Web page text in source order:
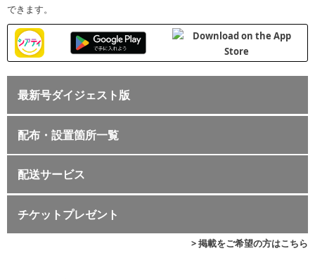
できます。
最新号ダイジェスト版
配布・設置箇所一覧
配送サービス
チケットプレゼント
> 掲載をご希望の方はこちら